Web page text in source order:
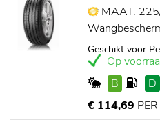
MAAT:
Geschikt voor
Op
B
D
€ 114,69